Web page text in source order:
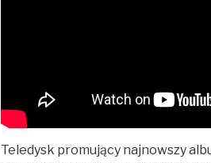
Teledysk promujący najnowszy